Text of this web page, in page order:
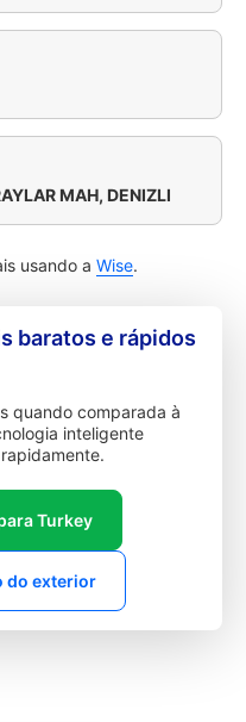
MAH, DENIZLI
usando a Wise.
baratos e rápidos
quando comparada à
inteligente
Turkey
do exterior